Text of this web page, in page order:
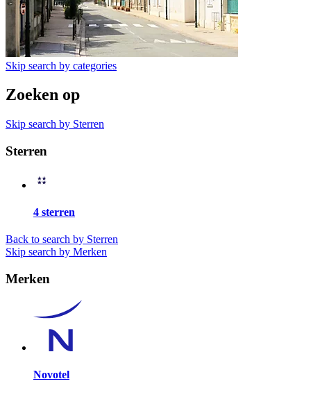
Skip search by categories
Zoeken op
Skip search by Sterren
Sterren
4 sterren
Back to search by Sterren
Skip search by Merken
Merken
Novotel